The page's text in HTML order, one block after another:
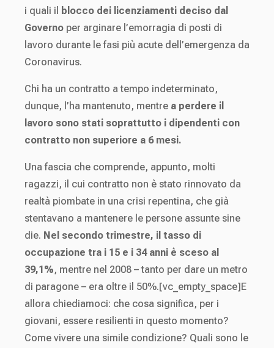
i quali il
blocco dei licenziamenti deciso dal
Governo per arginare l’emorragia di posti di
lavoro durante le fasi più acute dell’emergenza da
Coronavirus.
Chi ha un contratto a tempo indeterminato,
dunque, l’ha mantenuto, mentre a perdere il
lavoro sono stati soprattutto i dipendenti con
contratto non superiore a 6 mesi.
Una fascia che comprende, appunto, molti
ragazzi, il cui contratto non è stato rinnovato da
realtà piombate in una crisi repentina, che già
stentavano a mantenere le persone assunte sine
die. Nel secondo trimestre, il tasso di
occupazione tra i 15 e i 34 anni è sceso al
39,1%, mentre nel 2008 – tanto per dare un metro
di paragone – era oltre il 50%.[vc_empty_space]E
allora chiediamoci: che cosa significa, per i
giovani, essere resilienti in questo momento?
Come vivere una simile condizione? Quali sono le